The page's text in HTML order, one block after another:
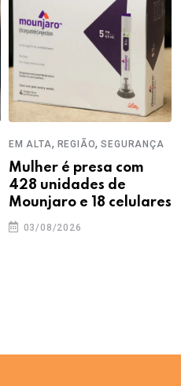
EM ALTA, REGIÃO,SEGURANÇA
Mulher é presa com
428 unidades de
Mounjaro e 18 celulares
03/08/2026